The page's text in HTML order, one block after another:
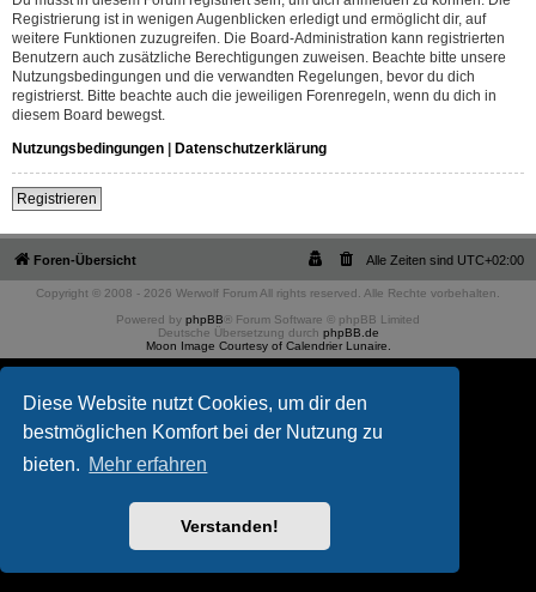
Diese Website nutzt Cookies, um dir den
bestmöglichen Komfort bei der Nutzung zu
bieten. Mehr erfahren
Verstanden!
Registrierung ist in wenigen Augenblicken erledigt und ermöglicht dir, auf
weitere Funktionen zuzugreifen. Die Board-Administration kann registrierten
Benutzern auch zusätzliche Berechtigungen zuweisen. Beachte bitte unsere
Nutzungsbedingungen und die verwandten Regelungen, bevor du dich
registrierst. Bitte beachte auch die jeweiligen Forenregeln, wenn du dich in
diesem Board bewegst.
Nutzungsbedingungen | Datenschutzerklärung
Registrieren
Foren-Übersicht Alle Zeiten sind UTC+02:00
Copyright © 2008 - 2026 Werwolf Forum All rights reserved. Alle Rechte vorbehalten.
Powered by phpBB ® Forum Software © phpBB Limited
Deutsche Übersetzung durch phpBB.de
Moon Image Courtesy of Calendrier Lunaire.